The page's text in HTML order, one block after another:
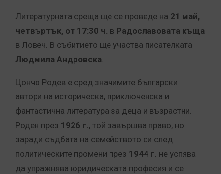
Литературната среща ще се проведе на 21 май,
четвъртък, от 17:30 ч. в Радославовата къща
в Ловеч. В събитието ще участва писателката
Людмила Андровска.
Цончо Родев е сред значимите български
автори на историческа, приключенска и
фантастична литература за деца и възрастни.
Роден през 1926 г., той завършва право, но
заради съдбата на семейството си след
политическите промени през 1944 г. не успява
да упражнява юридическата професия и се